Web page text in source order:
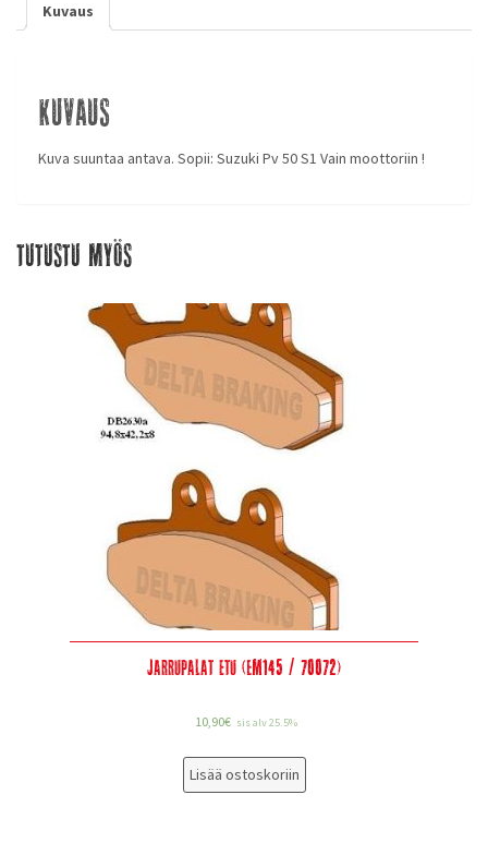
Kuvaus
Kuvaus
Kuva suuntaa antava. Sopii: Suzuki Pv 50 S1 Vain moottoriin !
Tutustu myös
Jarrupalat etu (EM145 / 70072)
10,90€ sis alv 25.5%
Lisää ostoskoriin